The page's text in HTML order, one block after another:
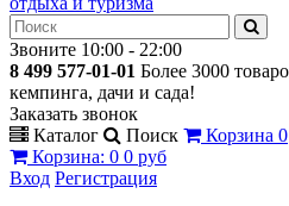
Звоните 10:00 - 22:00
8 499 577-01-01 Более 3000
кемпинга, дачи и сада!
Заказать звонок
Каталог
Поиск Корзина 0
Корзина: 0 0 руб
Вход Регистрация